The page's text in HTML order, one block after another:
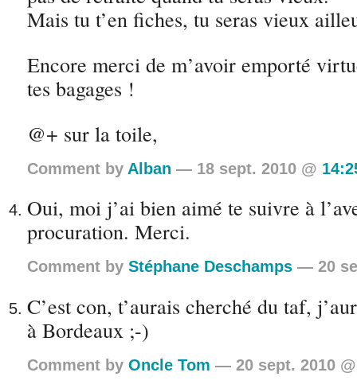
Mais tu t’en fiches, tu seras vieux
Encore merci de m’avoir emporté
tes bagages !
@+ sur la toile,
Comment by Alban — 18 sept. 2010 @
Oui, moi j’ai bien aimé te suivre à
procuration. Merci.
Comment byStéphane Deschamps — 20
C’est con, t’aurais cherché du taf,
à Bordeaux ;-)
Comment byOncle Tom — 20 sept. 2010